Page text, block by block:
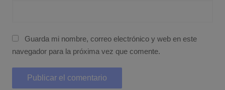
Guarda mi nombre, correo electrónico y web en este
navegador para la próxima vez que comente.